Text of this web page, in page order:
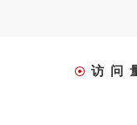
访 问